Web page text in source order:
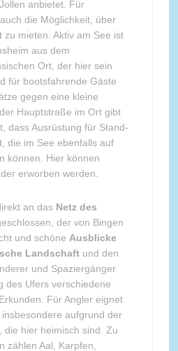
anbietet. Für
die Möglichkeit, über
zu mieten. Aktiv am See ist
aus dem
Ort, der hier sein
für bootsfahrende Gäste
gegen eine kleine
Hauptstraße im Ort gibt
dass Ausrüstung für Stand-
die im See ebenfalls auf
können. Hier können
erworben werden.
an das Netz des
der von Bingen
und schöne Ausblicke
Landschaftund den
und Spaziergänger
des Ufers verschiedene
Für Angler eignet
aufgrund der
die hier heimisch sind. Zu
zählen Aal, Karpfen,